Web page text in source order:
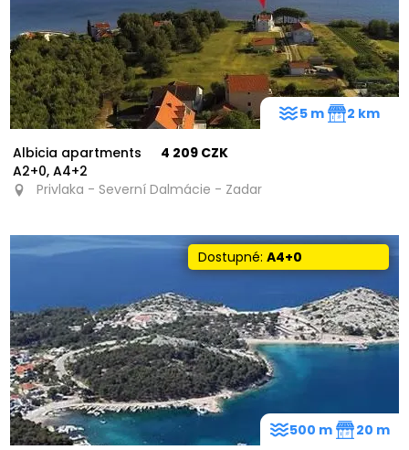
Albicia apartments
A2+0, A4+2
4 209 CZK
Privlaka - Severní Dalmácie - Zadar
5 m 2 km
Dostupné:A4+0
500 m 20 m